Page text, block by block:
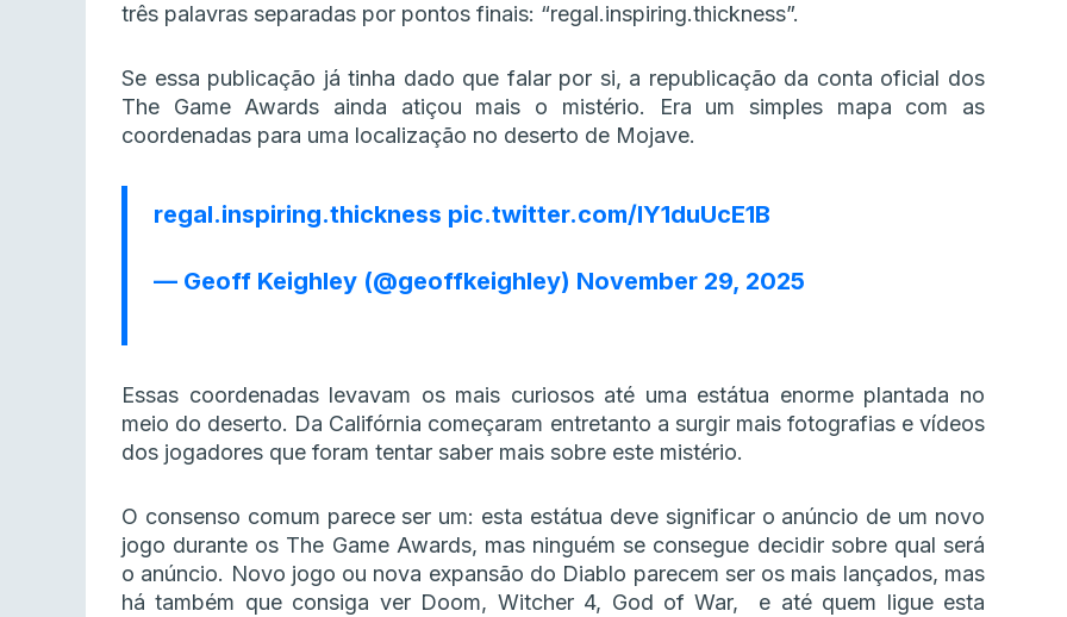
três palavras separadas por pontos finais: “regal.inspiring.thickness”.
Se essa publicação já tinha dado que falar por si, a republicação da conta oficial dos
The Game Awards ainda atiçou mais o mistério. Era um simples mapa com as
coordenadas para uma localização no deserto de Mojave.
regal.inspiring.thickness pic.twitter.com/lY1duUcE1B
— Geoff Keighley (@geoffkeighley) November 29, 2025
Essas coordenadas levavam os mais curiosos até uma estátua enorme plantada no
meio do deserto. Da Califórnia começaram entretanto a surgir mais fotografias e vídeos
dos jogadores que foram tentar saber mais sobre este mistério.
O consenso comum parece ser um: esta estátua deve significar o anúncio de um novo
jogo durante os The Game Awards, mas ninguém se consegue decidir sobre qual será
o anúncio. Novo jogo ou nova expansão do Diablo parecem ser os mais lançados, mas
há também que consiga ver Doom, Witcher 4, God of War, e até quem ligue esta